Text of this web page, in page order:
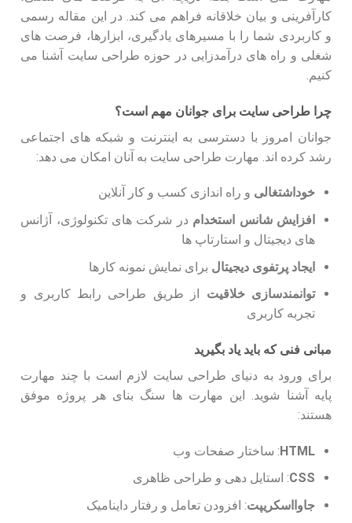
کارآفرینی و بیان خلاقانه فراهم می کند. در این مقاله رسمی
و کاربردی شما را با مسیرهای یادگیری، ابزارها، فرصت های
شغلی و راه های درآمدزایی در حوزه طراحی سایت آشنا می
کنیم.
چرا طراحی سایت برای جوانان مهم است؟
جوانان امروز با دسترسی به اینترنت و شبکه های اجتماعی
رشد کرده اند. مهارت طراحی سایت به آنان امکان می دهد:
خوداشتغالی و راه اندازی کسب و کار آنلاین
افزایش شانس استخدام در شرکت های تکنولوژی، آژانس
های دیجیتال و استارتاپ ها
ایجاد پرتفوی دیجیتال برای نمایش نمونه کارها
توانمندسازی خلاقیت از طریق طراحی رابط کاربری و
تجربه کاربری
مبانی فنی که باید یاد بگیرید
برای ورود به دنیای طراحی سایت لازم است با چند مهارت
پایه آشنا شوید. این مهارت ها سنگ بنای هر پروژه موفق
هستند:
HTML: ساختار صفحات وب
CSS: استایل دهی و طراحی ظاهری
جاوااسکریپت: افزودن تعامل و رفتار داینامیک